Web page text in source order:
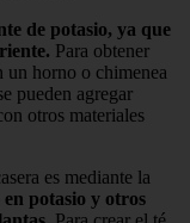
de potasio, ya que
Para obtener
un horno o chimenea
pueden agregar
otros materiales
es mediante la
potasio y otros